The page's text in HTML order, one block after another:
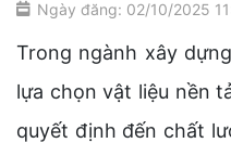
Ngày đăng: 02/10/2025
Trong ngành xây
lựa chọn vật liệu nền
quyết định đến chất